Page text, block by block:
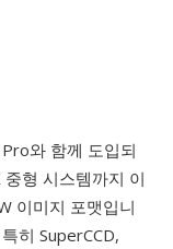
와 함께 도입되
형 시스템까지 이
이미지 포맷입니
히 SuperCCD,